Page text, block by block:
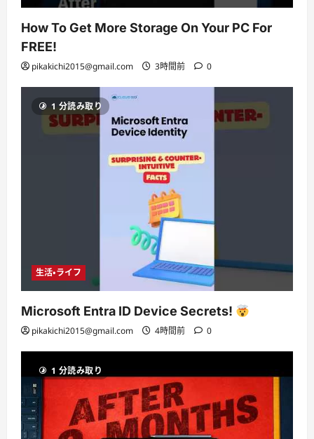
How To Get More Storage On Your PC For
FREE!
pikakichi2015@gmail.com 3時間前 0
1 分読み取り
生活・ライフ
Microsoft Entra ID Device Secrets!
pikakichi2015@gmail.com 4時間前 0
1 分読み取り